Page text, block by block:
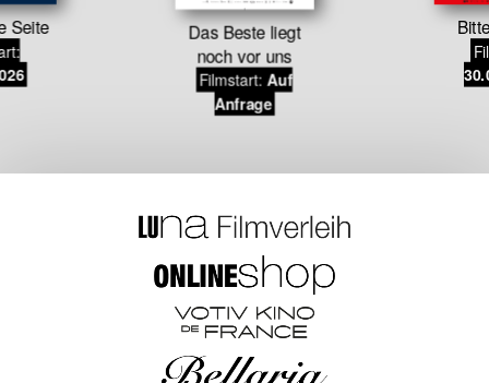
Seite Das Beste liegt
noch vor uns
Filmstart: Auf
Anfrage